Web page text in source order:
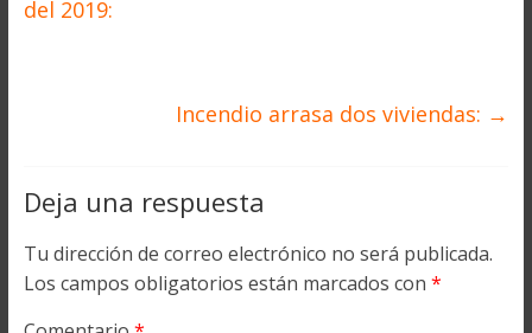
del 2019:
Incendio arrasa dos viviendas: →
Deja una respuesta
Tu dirección de correo electrónico no será publicada.
Los campos obligatorios están marcados con *